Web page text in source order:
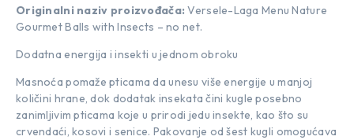
Originalni naziv proizvođača: Versele-Laga Menu Nature
Gourmet Balls with Insects – no net.
Dodatna energija i insekti u jednom obroku
Masnoća pomaže pticama da unesu više energije u manjoj
količini hrane, dok dodatak insekata čini kugle posebno
zanimljivim pticama koje u prirodi jedu insekte, kao što su
crvendaći, kosovi i senice. Pakovanje od šest kugli omogućava